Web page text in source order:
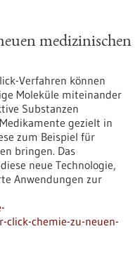
medizinischen
Verfahren können
Moleküle miteinander
Substanzen
gezielt in
zum Beispiel für
bringen. Das
neue Technologie,
Anwendungen zur
chemie-zu-neuen-